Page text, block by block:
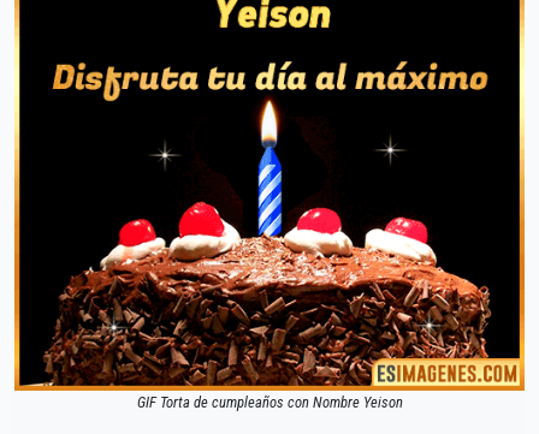
GIF Torta de cumpleaños con Nombre Yeison